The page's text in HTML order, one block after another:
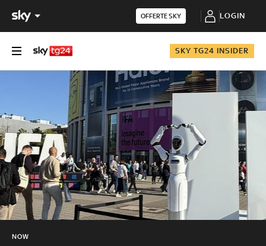
OFFERTE SKY LOGIN
SKY TG24 INSIDER
NOW